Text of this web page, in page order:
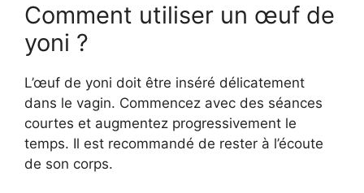
Comment utiliser un œuf de
yoni ?
L’œuf de yoni doit être inséré délicatement
dans le vagin. Commencez avec des séances
courtes et augmentez progressivement le
temps. Il est recommandé de rester à l’écoute
de son corps.